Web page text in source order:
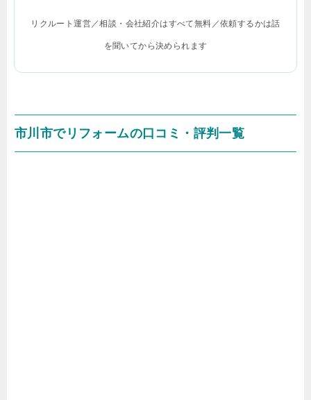
リクルート運営／相談・会社紹介はすべて無料／依頼するかは話
を聞いてから決められます
市川市でリフォームの口コミ・評判一覧